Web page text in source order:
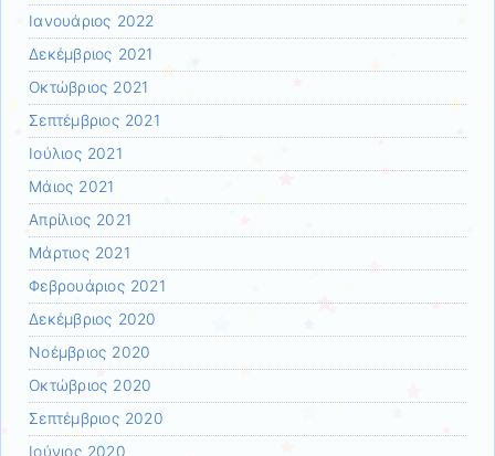
Ιανουάριος 2022
Δεκέμβριος 2021
Οκτώβριος 2021
Σεπτέμβριος 2021
Ιούλιος 2021
Μάιος 2021
Απρίλιος 2021
Μάρτιος 2021
Φεβρουάριος 2021
Δεκέμβριος 2020
Νοέμβριος 2020
Οκτώβριος 2020
Σεπτέμβριος 2020
Ιούνιος 2020